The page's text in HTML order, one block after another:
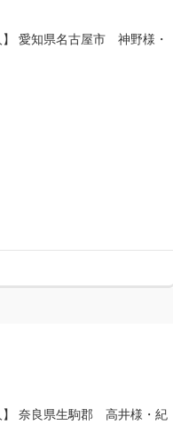
】 愛知県名古屋市 神野様・
】 奈良県生駒郡 高井様・紀